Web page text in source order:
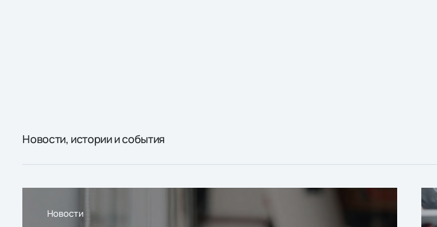
Новости, истории и события
Новости